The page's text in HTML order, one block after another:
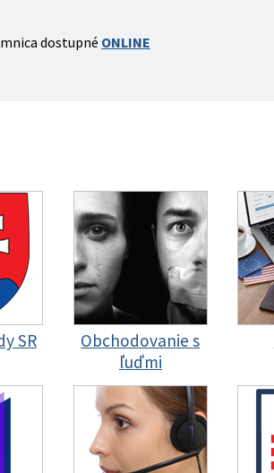
dostupné ONLINE
SR
Obchodovanie s
ľuďmi